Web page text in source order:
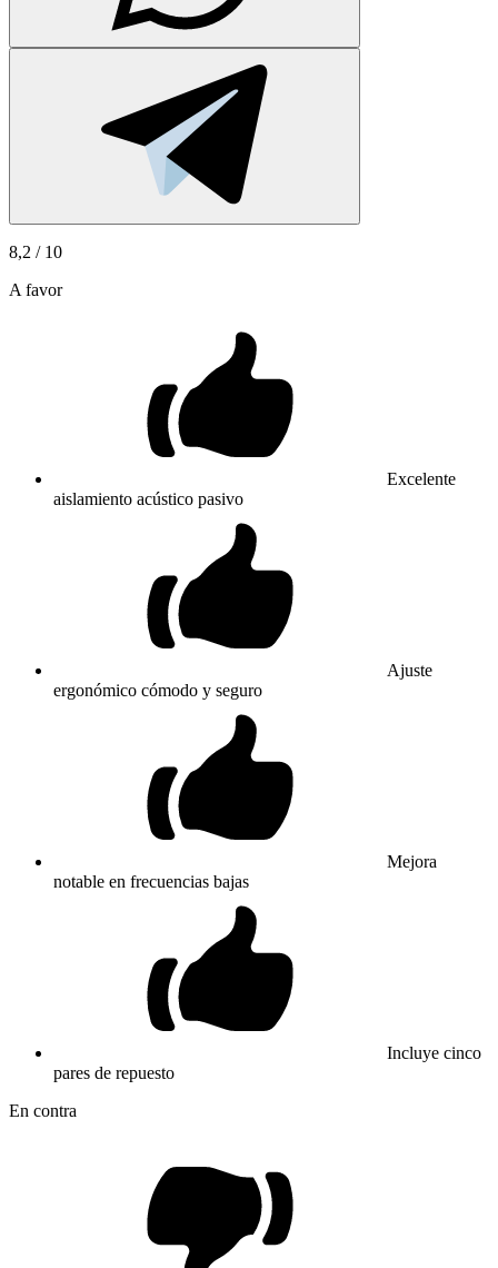
8,2 / 10
A favor
Excelente
aislamiento acústico pasivo
Ajuste
ergonómico cómodo y seguro
Mejora
notable en frecuencias bajas
Incluye cinco
pares de repuesto
En contra